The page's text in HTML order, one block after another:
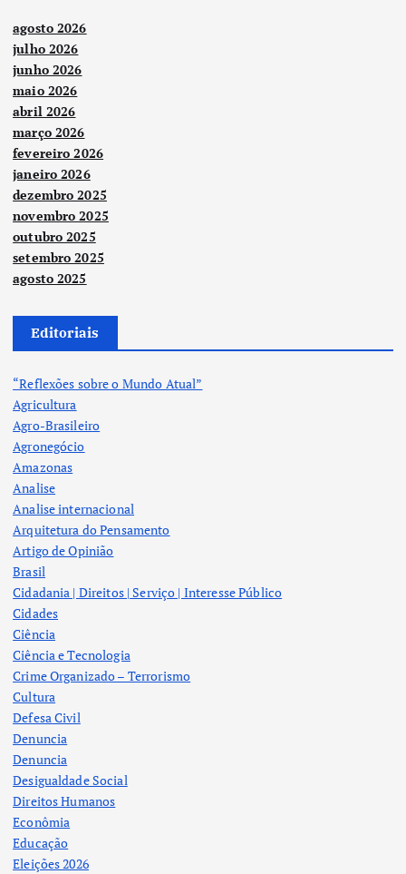
agosto 2026
julho 2026
junho 2026
maio 2026
abril 2026
março 2026
fevereiro 2026
janeiro 2026
dezembro 2025
novembro 2025
outubro 2025
setembro 2025
agosto 2025
Editoriais
“Reflexões sobre o Mundo Atual”
Agricultura
Agro-Brasileiro
Agronegócio
Amazonas
Analise
Analise internacional
Arquitetura do Pensamento
Artigo de Opinião
Brasil
Cidadania | Direitos | Serviço | Interesse Público
Cidades
Ciência
Ciência e Tecnologia
Crime Organizado – Terrorismo
Cultura
Defesa Civil
Denuncia
Denuncia
Desigualdade Social
Direitos Humanos
Econômia
Educação
Eleições 2026